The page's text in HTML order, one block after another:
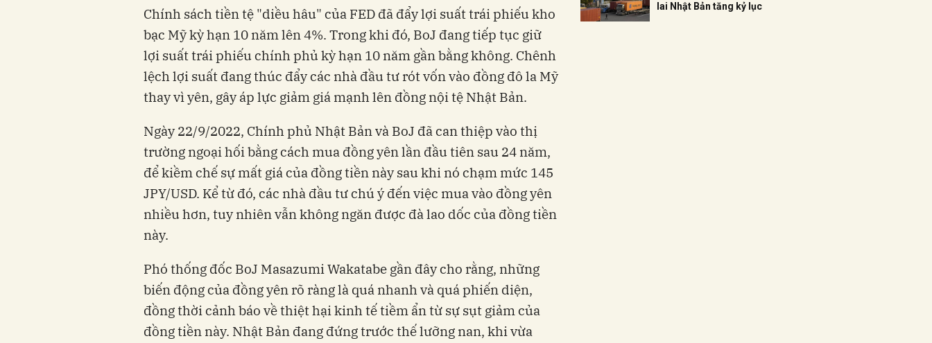
Chính sách tiền tệ "diều hâu" của FED đã đẩy lợi suất trái phiếu kho
bạc Mỹ kỳ hạn 10 năm lên 4%. Trong khi đó, BoJ đang tiếp tục giữ
lợi suất trái phiếu chính phủ kỳ hạn 10 năm gần bằng không. Chênh
lệch lợi suất đang thúc đẩy các nhà đầu tư rót vốn vào đồng đô la Mỹ
thay vì yên, gây áp lực giảm giá mạnh lên đồng nội tệ Nhật Bản.
Ngày 22/9/2022, Chính phủ Nhật Bản và BoJ đã can thiệp vào thị
trường ngoại hối bằng cách mua đồng yên lần đầu tiên sau 24 năm,
để kiềm chế sự mất giá của đồng tiền này sau khi nó chạm mức 145
JPY/USD. Kể từ đó, các nhà đầu tư chú ý đến việc mua vào đồng yên
nhiều hơn, tuy nhiên vẫn không ngăn được đà lao dốc của đồng tiền
này.
Phó thống đốc BoJ Masazumi Wakatabe gần đây cho rằng, những
biến động của đồng yên rõ ràng là quá nhanh và quá phiến diện,
đồng thời cảnh báo về thiệt hại kinh tế tiềm ẩn từ sự sụt giảm của
đồng tiền này. Nhật Bản đang đứng trước thế lưỡng nan, khi vừa
lai Nhật Bản tăng kỷ lục